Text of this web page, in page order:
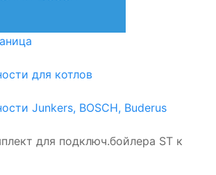
для котлов
Junkers, BOSCH, Buderus
для подключ.бойлера ST к